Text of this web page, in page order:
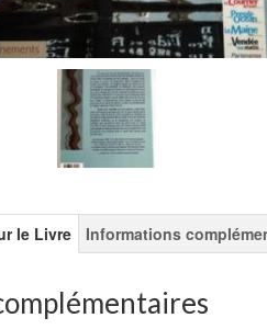
le Livre Informations